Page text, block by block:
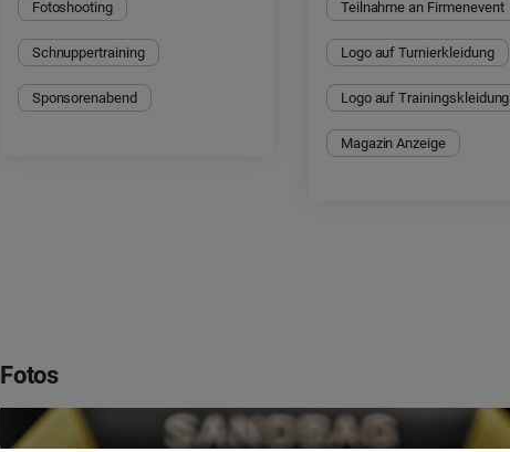
Fotoshooting
Schnuppertraining
Sponsorenabend
Teilnahme an Firmenevent
Logo auf Turnierkleidung
Logo auf Trainingskleidung
Magazin Anzeige
Fotos